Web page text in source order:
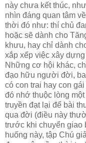
này chưa kết thúc,
nhìn đáng quan tâm
thời đó như: thí chủ
hoặc sẽ dành cho
khưu, hay chỉ dành
xắp xếp việc xây
Những cơ hội khác,
đạo hữu người đời,
có con trai hay con
đó nhớ thuộc lòng
truyền đạt lại để bài
qua đời (điều này
trước khi chuyển giao
huống này, tập Chú